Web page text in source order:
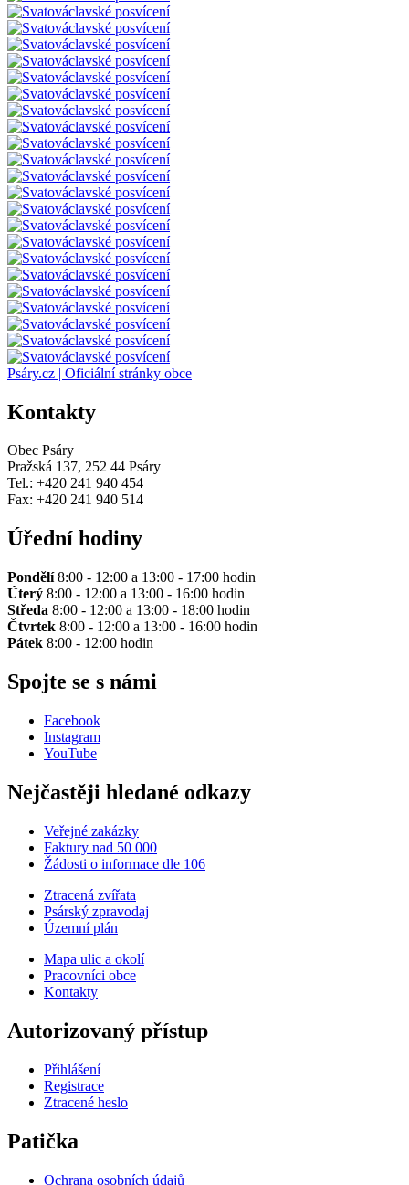
Psáry.cz | Oficiální stránky obce
Kontakty
Obec Psáry
Pražská 137, 252 44 Psáry
Tel.: +420 241 940 454
Fax: +420 241 940 514
Úřední hodiny
Pondělí8:00 - 12:00 a 13:00 - 17:00 hodin
Úterý 8:00 - 12:00 a 13:00 - 16:00 hodin
Středa 8:00 - 12:00 a 13:00 - 18:00 hodin
Čtvrtek 8:00 - 12:00 a 13:00 - 16:00 hodin
Pátek 8:00 - 12:00 hodin
Spojte se s námi
Facebook
Instagram
YouTube
Nejčastěji hledané odkazy
Veřejné zakázky
Faktury nad 50 000
Žádosti o informace dle 106
Ztracená zvířata
Psárský zpravodaj
Územní plán
Mapa ulic a okolí
Pracovníci obce
Kontakty
Autorizovaný přístup
Přihlášení
Registrace
Ztracené heslo
Patička
Ochrana osobních údajů